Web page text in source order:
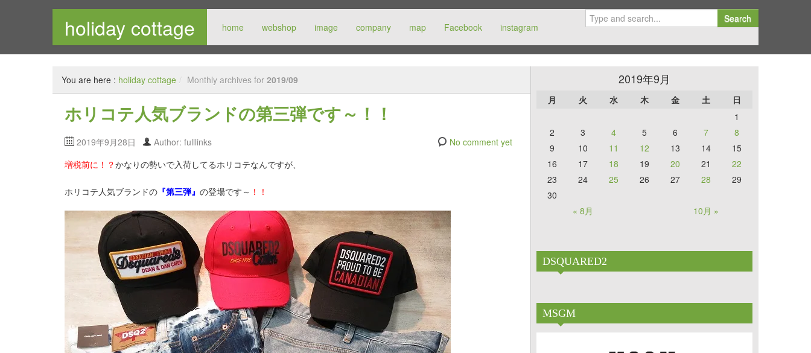
holiday cottage home webshop image company map Facebook instagram
Search
メンズセレクトショップ
You are here : holiday cottage / Monthly archives for 2019/09
ホリコテ人気ブランドの第三弾です～！！
2019年9月28日 Author: fulllinks
No comment yet
増税前に！？かなりの勢いで入荷してるホリコテなんですが、
ホリコテ人気ブランドの 『第三弾』 の登場です～ ！！
2019年9月
月 火 水 木 金 土 日
« 8月 10月 »
1
2
3 4 5 6 7
8
9
10 11 12 13 14
15
16
17 18 19 20 21
22
23
24 25 26 27 28
29
30
DSQUARED2
MSGM